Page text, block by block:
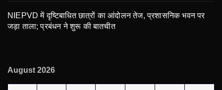
NIEPVD में दृष्टिबाधित छात्रों का आंदोलन तेज, प्रशासनिक भवन पर
जड़ा ताला; प्रबंधन ने शुरू की बातचीत
August 2026